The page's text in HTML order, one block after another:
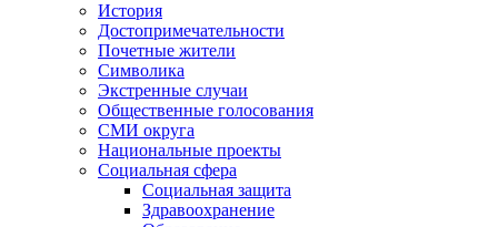
История
Достопримечательности
Почетные жители
Символика
Экстренные случаи
Общественные голосования
СМИ округа
Национальные проекты
Социальная сфера
Социальная защита
Здравоохранение